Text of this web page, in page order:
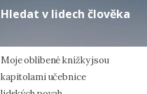
Hledat v lidech člověka
Moje oblíbené knížky jsou
kapitolami učebnice